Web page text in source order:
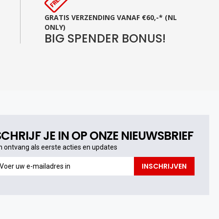
GRATIS VERZENDING VANAF €60,-* (NL
ONLY)
BIG SPENDER BONUS!
JE IN OP ONZE NIEUWSBRIEF
ontvang als eerste acties en updates
INSCHRIJVEN